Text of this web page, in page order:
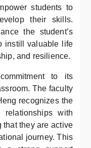
students to
their skills.
the student’s
instill valuable life
and resilience.
to its
The faculty
recognizes the
relationships with
that they are active
journey. This